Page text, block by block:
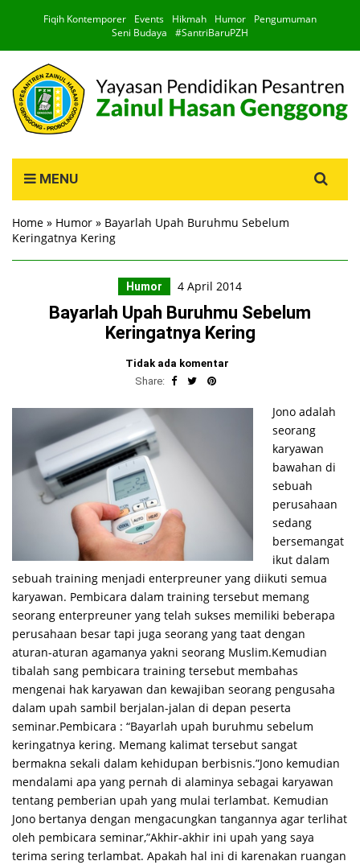
Fiqih Kontemporer Events Hikmah Humor
Pengumuman
Seni Budaya
#SantriBaruPZH
MENU
for:
Home » Humor » Bayarlah Upah Buruhmu Sebelum
Keringatnya Kering
Humor 4 April 2014
Bayarlah Upah Buruhmu Sebelum
Keringatnya Kering
Tidak ada komentar
Share:
Jono adalah
seorang
karyawan
bawahan di
sebuah
perusahaan
sedang
bersemangat
ikut dalam
sebuah training menjadi enterpreuner yang diikuti semua
karyawan. Pembicara dalam training tersebut memang
seorang enterpreuner yang telah sukses memiliki beberapa
perusahaan besar tapi juga seorang yang taat dengan
aturan-aturan agamanya yakni seorang Muslim.Kemudian
tibalah sang pembicara training tersebut membahas
mengenai hak karyawan dan kewajiban seorang pengusaha
dalam upah sambil berjalan-jalan di depan peserta
seminar.Pembicara : “Bayarlah upah buruhmu sebelum
keringatnya kering. Memang kalimat tersebut sangat
bermakna sekali dalam kehidupan berbisnis.”Jono kemudian
mendalami apa yang pernah di alaminya sebagai karyawan
tentang pemberian upah yang mulai terlambat. Kemudian
Jono bertanya dengan mengacungkan tangannya agar terlihat
oleh pembicara seminar,”Akhir-akhir ini upah yang saya
terima sering terlambat. Apakah hal ini di karenakan ruangan